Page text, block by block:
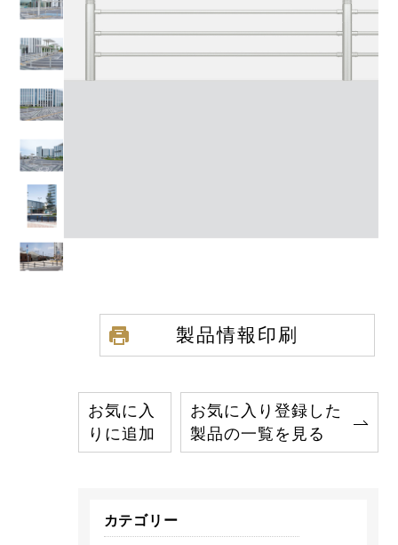
製品情報印刷
お気に入
りに追加
お気に入り登録した
製品の一覧を見る
カテゴリー